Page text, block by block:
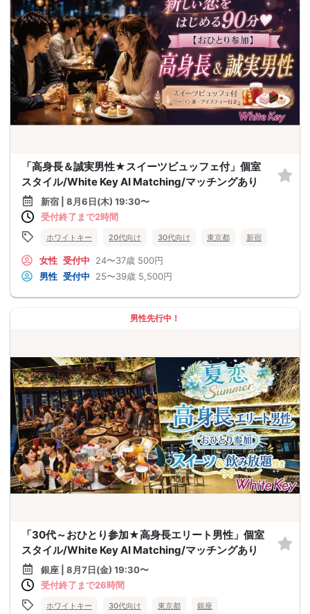
「高身長＆誠実男性★スイーツビュッフェ付」個室
スタイル/White Key AI Matching/マッチングあり
新宿 | 8月6日(木) 19:30〜
受付終了まで2時間
ホワイトキー 20代向け 30代向け 東京都 新宿
女性 受付中 24〜37歳 500円
男性 受付中 25〜39歳 5,500円
男性先行中！
「30代～おひとり参加★高身長エリート男性」個室
スタイル/White Key AI Matching/マッチングあり
銀座 | 8月7日(金) 19:30〜
受付終了まで26時間
ホワイトキー 30代向け 東京都 銀座